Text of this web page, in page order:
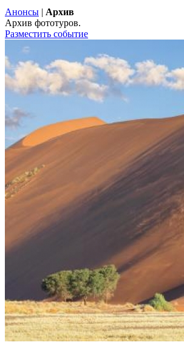
Анонсы | Архив
Архив фототуров.
Разместить событие